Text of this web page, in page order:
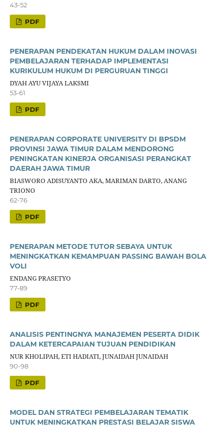
43-52
PDF
PENERAPAN PENDEKATAN HUKUM DALAM INOVASI
PEMBELAJARAN TERHADAP IMPLEMENTASI
KURIKULUM HUKUM DI PERGURUAN TINGGI
DYAH AYU VIJAYA LAKSMI
53-61
PDF
PENERAPAN CORPORATE UNIVERSITY DI BPSDM
PROVINSI JAWA TIMUR DALAM MENDORONG
PENINGKATAN KINERJA ORGANISASI PERANGKAT
DAERAH JAWA TIMUR
BIASWORO ADISUYANTO AKA, MARIMAN DARTO, ANANG
TRIONO
62-76
PDF
PENERAPAN METODE TUTOR SEBAYA UNTUK
MENINGKATKAN KEMAMPUAN PASSING BAWAH BOLA
VOLI
ENDANG PRASETYO
77-89
PDF
ANALISIS PENTINGNYA MANAJEMEN PESERTA DIDIK
DALAM KETERCAPAIAN TUJUAN PENDIDIKAN
NUR KHOLIPAH, ETI HADIATI, JUNAIDAH JUNAIDAH
90-98
PDF
MODEL DAN STRATEGI PEMBELAJARAN TEMATIK
UNTUK MENINGKATKAN PRESTASI BELAJAR SISWA